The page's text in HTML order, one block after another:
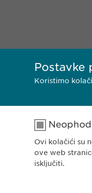
Postavke
Koristimo
Ovi kolačići su
ove web
isključiti.